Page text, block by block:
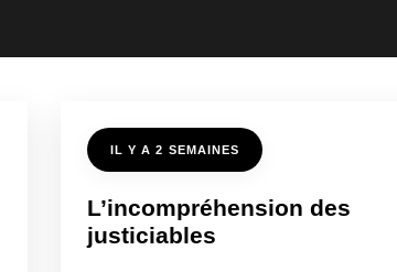
IL Y A 2 SEMAINES
L’incompréhension des
justiciables